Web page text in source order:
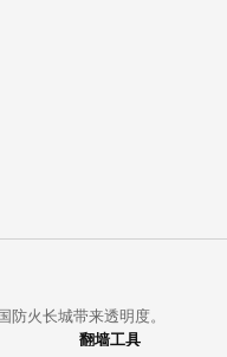
防火长城带来透明度。
翻墙工具